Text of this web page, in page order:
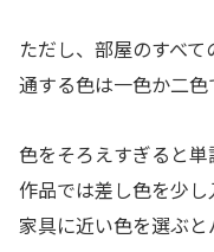
ただし、部屋のすべ
通する色は一色か二色
色をそろえすぎると
作品では差し色を少
家具に近い色を選ぶと